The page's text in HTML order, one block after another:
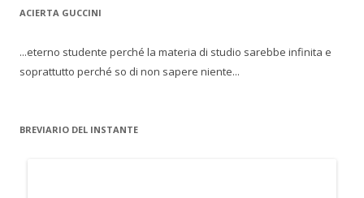
ACIERTA GUCCINI
...eterno studente perché la materia di studio sarebbe infinita e
soprattutto perché so di non sapere niente...
BREVIARIO DEL INSTANTE